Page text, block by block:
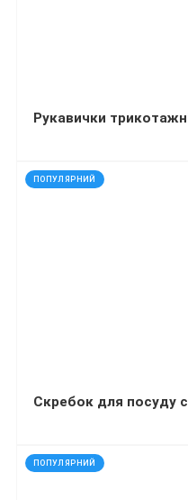
Рукавички
ПОПУЛЯРНИЙ
код: 927667
Скребок для посуду
ПОПУЛЯРНИЙ
код: 44517